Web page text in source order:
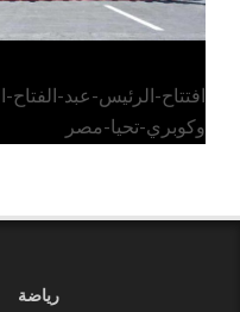
افتتاح-الرئيس-عبد-
وكوبري-تحيا-مصر
رياضة